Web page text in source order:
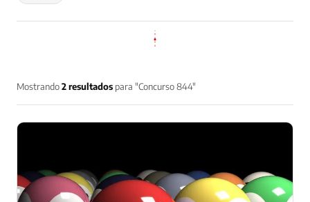
Mostrando2 resultados para "Concurso 844"